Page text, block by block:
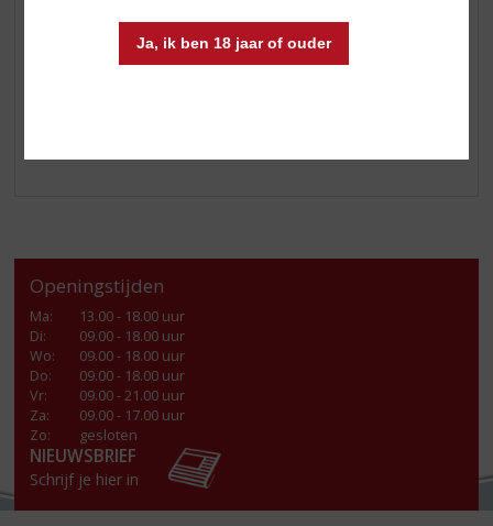
Ja, ik ben 18 jaar of ouder
maken om de productie van de beste rums ter wereld.
Openingstijden
Ma:
13.00 - 18.00 uur
Di:
09.00 - 18.00 uur
Wo:
09.00 - 18.00 uur
Do:
09.00 - 18.00 uur
Vr:
09.00 - 21.00 uur
Za:
09.00 - 17.00 uur
Zo:
gesloten
NIEUWSBRIEF
Schrijf je hier in